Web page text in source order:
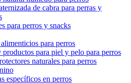
de cabra para perras y
para perros y snacks
para perros
productos para piel y pelo para perros
naturales para perros
específicos en perros